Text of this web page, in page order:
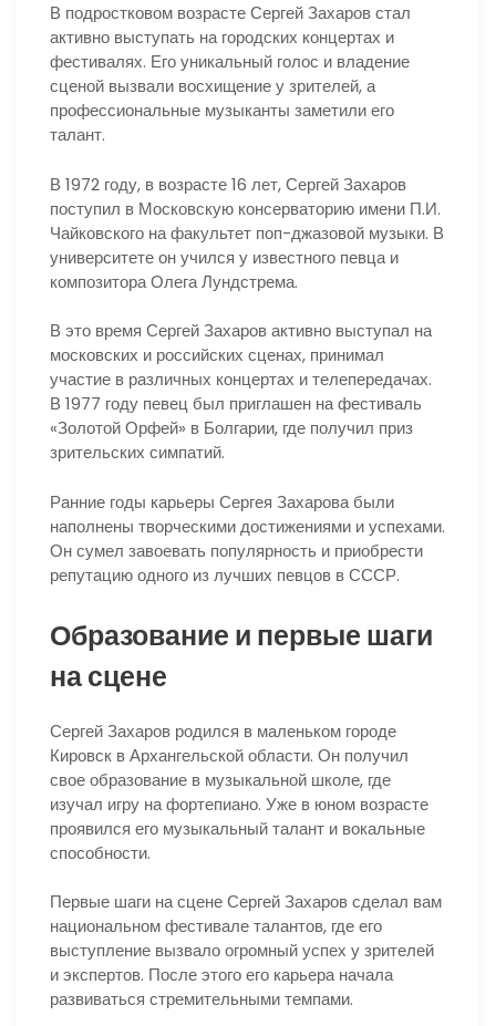
В подростковом возрасте Сергей Захаров стал
активно выступать на городских концертах и
фестивалях. Его уникальный голос и владение
сценой вызвали восхищение у зрителей, а
профессиональные музыканты заметили его
талант.
В 1972 году, в возрасте 16 лет, Сергей Захаров
поступил в Московскую консерваторию имени П.И.
Чайковского на факультет поп-джазовой музыки. В
университете он учился у известного певца и
композитора Олега Лундстрема.
В это время Сергей Захаров активно выступал на
московских и российских сценах, принимал
участие в различных концертах и телепередачах.
В 1977 году певец был приглашен на фестиваль
«Золотой Орфей» в Болгарии, где получил приз
зрительских симпатий.
Ранние годы карьеры Сергея Захарова были
наполнены творческими достижениями и успехами.
Он сумел завоевать популярность и приобрести
репутацию одного из лучших певцов в СССР.
Образование и первые шаги
на сцене
Сергей Захаров родился в маленьком городе
Кировск в Архангельской области. Он получил
свое образование в музыкальной школе, где
изучал игру на фортепиано. Уже в юном возрасте
проявился его музыкальный талант и вокальные
способности.
Первые шаги на сцене Сергей Захаров сделал вам
национальном фестивале талантов, где его
выступление вызвало огромный успех у зрителей
и экспертов. После этого его карьера начала
развиваться стремительными темпами.